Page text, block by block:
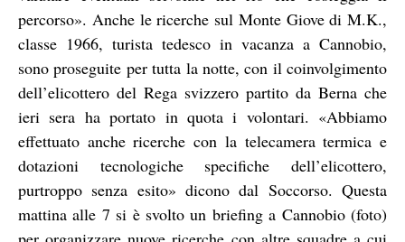
percorso». Anche le ricerche sul Monte Giove di M.K.,
classe 1966, turista tedesco in vacanza a Cannobio,
sono proseguite per tutta la notte, con il coinvolgimento
dell’elicottero del Rega svizzero partito da Berna che
ieri sera ha portato in quota i volontari. «Abbiamo
effettuato anche ricerche con la telecamera termica e
dotazioni tecnologiche specifiche dell’elicottero,
purtroppo senza esito» dicono dal Soccorso. Questa
mattina alle 7 si è svolto un briefing a Cannobio (foto)